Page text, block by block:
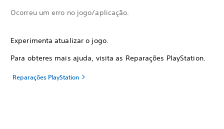
Ocorreu um erro no jogo/aplicação.
Experimenta atualizar o jogo.
Para obteres mais ajuda, visita as Reparações PlayStation.
Reparações PlayStation